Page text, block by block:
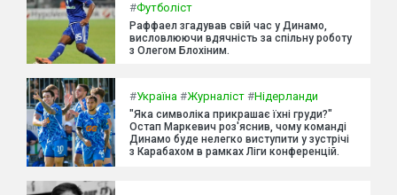
#Футболіст
Раффаел згадував свій час у Динамо,
висловлюючи вдячність за спільну роботу
з Олегом Блохіним.
#Україна #Журналіст #Нідерланди
"Яка символіка прикрашає їхні груди?"
Остап Маркевич роз'яснив, чому команді
Динамо буде нелегко виступити у зустрічі
з Карабахом в рамках Ліги конференцій.